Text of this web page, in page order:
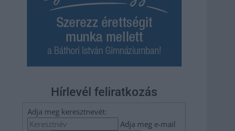
Hírlevél feliratkozás
Adja meg keresztnevét:
Adja meg e-mail